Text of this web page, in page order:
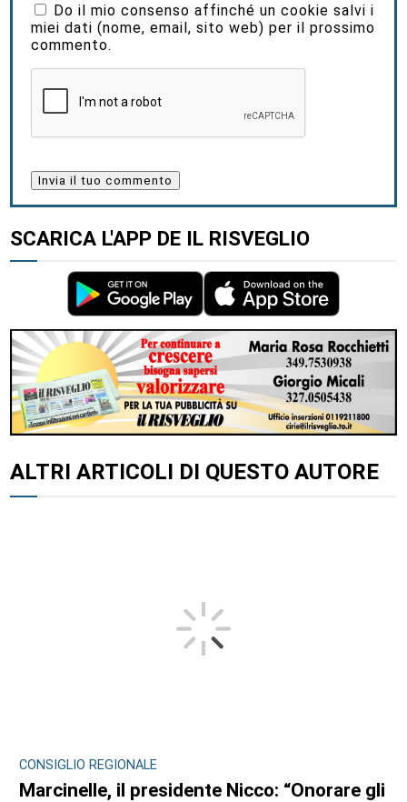
Do il mio consenso affinché un cookie salvi i
miei dati (nome, email, sito web) per il prossimo
commento.
SCARICA L'APP DE IL RISVEGLIO
ALTRI ARTICOLI DI QUESTO AUTORE
CONSIGLIO REGIONALE
Marcinelle, il presidente Nicco: “Onorare gli